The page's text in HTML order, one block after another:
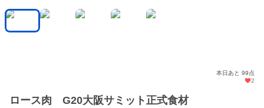
本日あと 99点
2
ロース肉 G20大阪サミット正式食材